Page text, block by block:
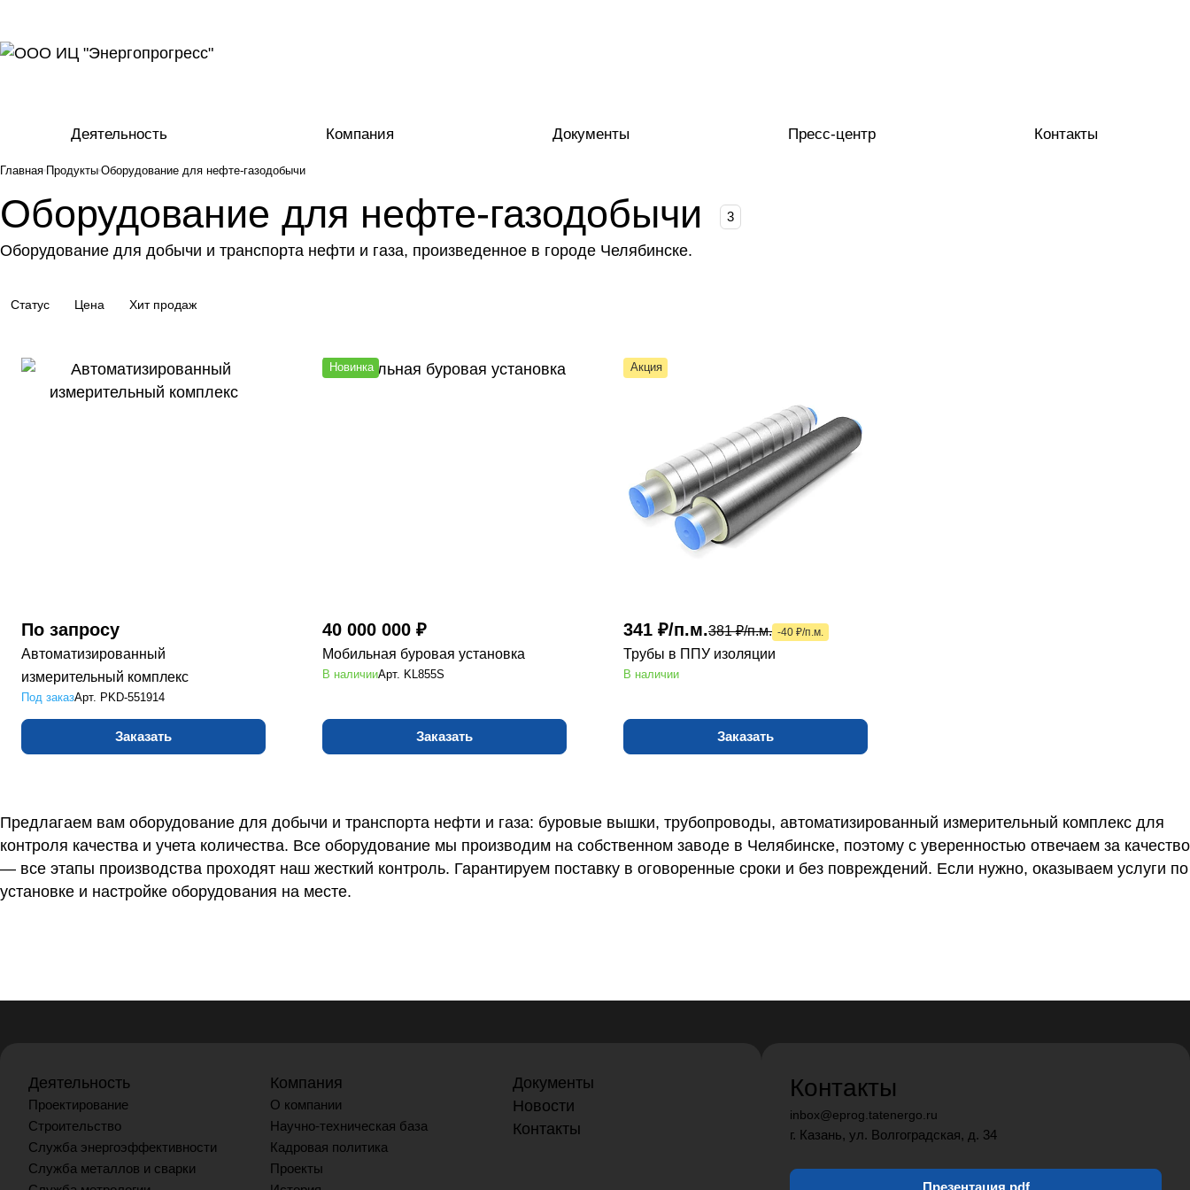
Деятельность Компания Документы Пресс-центр Контакты
Главная Продукты Оборудование для нефте-газодобычи
Оборудование для нефте-газодобычи 3
Оборудование для добычи и транспорта нефти и газа, произведенное в городе Челябинске.
Статус Цена Хит продаж
По запросу
Автоматизированный
измерительный комплекс
Под заказАрт. PKD-551914
Заказать
Новинка
40 000 000 ₽
Мобильная буровая установка
В наличииАрт. KL855S
Заказать
Акция
341 ₽/п.м.381 ₽/п.м. -40 ₽/п.м.
Трубы в ППУ изоляции
В наличии
Заказать
Предлагаем вам оборудование для добычи и транспорта нефти и газа: буровые вышки, трубопроводы, автоматизированный измерительный комплекс для
контроля качества и учета количества. Все оборудование мы производим на собственном заводе в Челябинске, поэтому с уверенностью отвечаем за качество
— все этапы производства проходят наш жесткий контроль. Гарантируем поставку в оговоренные сроки и без повреждений. Если нужно, оказываем услуги по
установке и настройке оборудования на месте.
Деятельность
Проектирование
Строительство
Служба энергоэффективности
Служба металлов и сварки
Компания
О компании
Научно-техническая база
Кадровая политика
Проекты
Документы
Новости
Контакты
Контакты
inbox@eprog.tatenergo.ru
г. Казань, ул. Волгоградская, д. 34
Презентация pdf